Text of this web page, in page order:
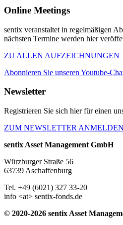
Online Meetings
sentix veranstaltet in regelmäßigen
nächsten Termine werden hier
ZU ALLEN AUFZEICHNUNGEN
Abonnieren Sie unseren Youtube-
Newsletter
Registrieren Sie sich hier für einen
ZUM NEWSLETTER ANMELDEN
sentix Asset Management GmbH
Würzburger Straße 56
63739 Aschaffenburg
Tel. +49 (6021) 327 33-20
info <at> sentix-fonds.de
© 2020-2026 sentix Asset